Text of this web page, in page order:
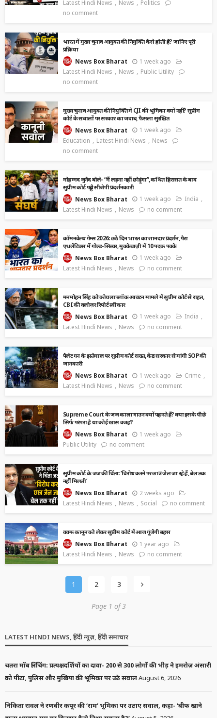
Latest Hindi News
News
Politics
no comment
भारत में मुख्य चुनाव आयुक्त की नियुक्ति कैसे होती है? जानिए पूरी
प्रक्रिया
News Box Bharat
1 week ago
Latest Hindi News
News
Public Utility
no comment
मुख्य चुनाव आयुक्त की नियुक्ति में CJI की भूमिका क्यों नहीं? सुप्रीम
कोर्ट के सवालों पर सरकार का जवाब, फैसला सुरक्षित
News Box Bharat
1 week ago
Education
Latest Hindi News
News
no comment
मोहम्मद जुनैद बोले- “मैं लड़ना नहीं छोड़ूंगा”, कथित हिरासत के बाद
सुप्रीम कोर्ट पहुंचे सीजेपी प्रदर्शनकारी
News Box Bharat 1 week ago
India
Latest Hindi News
News no comment
कॉमनवेल्थ गेम्स 2026: छठे दिन भारत का शानदार प्रदर्शन, पैरा
एथलेटिक्स में गोल्ड-सिल्वर, मुक्केबाज़ी में 10 पदक पक्के
News Box Bharat
1 week ago
Latest Hindi News
News no comment
मनमोहन सिंह को कोयला ब्लॉक आवंटन मामले में सुप्रीम कोर्ट से राहत,
CBI की क्लोज़र रिपोर्ट स्वीकार
News Box Bharat 1 week ago
India
Latest Hindi News
News no comment
पैलेट गन के इस्तेमाल पर सुप्रीम कोर्ट सख्त, केंद्र सरकार से मांगी SOP की
जानकारी
News Box Bharat 1 week ago
Crime
Latest Hindi News
News no comment
Supreme Court के जज काला गाउन क्यों पहनते हैं? क्या इसके पीछे
सिर्फ परंपरा है या कोई खास वजह?
News Box Bharat
1 week ago
Public Utility
no comment
सुप्रीम कोर्ट के जज की चिंता: ‘विरोध करने पर छात्र जेल जा रहे हैं, बेल तक
नहीं मिलती’
News Box Bharat
2 weeks ago
Latest Hindi News
News Social no comment
वक्फ कानून को लेकर सुप्रीम कोर्ट में आज गूंजेगी बहस
News Box Bharat
1 year ago
Latest Hindi News
News no comment
1 2 3
Page 1 of 3
LATEST HINDI NEWS, हिंदी न्यूज़, हिंदी समाचार
चतरा मॉब लिंचिंग: प्रत्यक्षदर्शियों का दावा- 200 से 300 लोगों की भीड़ ने इमरोज़ अंसारी
को पीटा, पुलिस और मुखिया की भूमिका पर उठे सवालAugust 6, 2026
निकिता रावल ने रणबीर कपूर की ‘राम’ भूमिका पर उठाए सवाल, कहा- ‘बीफ खाने